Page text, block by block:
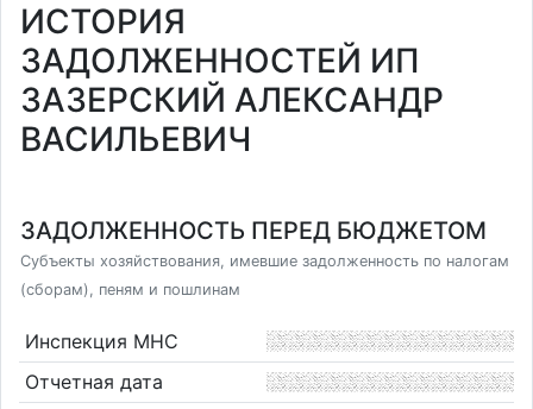
ИСТОРИЯ
ЗАДОЛЖЕННОСТЕЙ ИП
ЗАЗЕРСКИЙ АЛЕКСАНДР
ВАСИЛЬЕВИЧ
ЗАДОЛЖЕННОСТЬ ПЕРЕД БЮДЖЕТОМ
Субъекты хозяйствования, имевшие задолженность по налогам
(сборам), пеням и пошлинам
Инспекция МНС
Отчетная дата